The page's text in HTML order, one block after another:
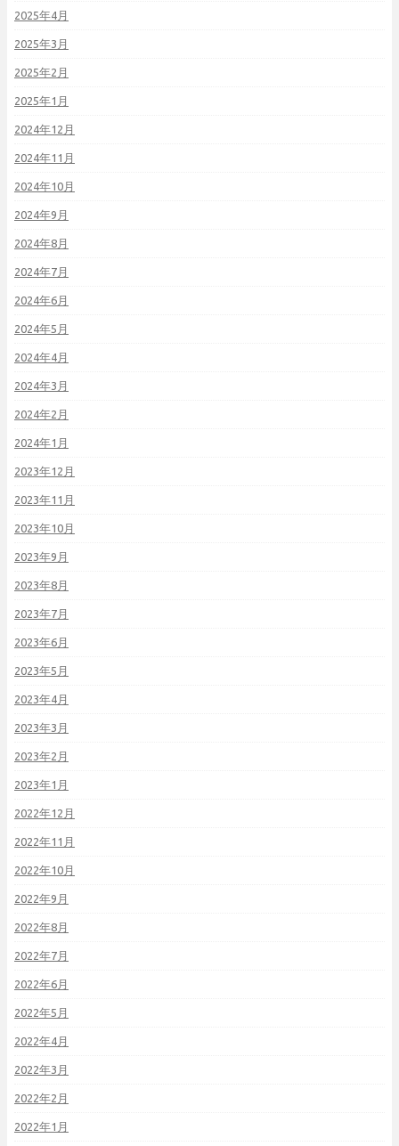
2025年4月
2025年3月
2025年2月
2025年1月
2024年12月
2024年11月
2024年10月
2024年9月
2024年8月
2024年7月
2024年6月
2024年5月
2024年4月
2024年3月
2024年2月
2024年1月
2023年12月
2023年11月
2023年10月
2023年9月
2023年8月
2023年7月
2023年6月
2023年5月
2023年4月
2023年3月
2023年2月
2023年1月
2022年12月
2022年11月
2022年10月
2022年9月
2022年8月
2022年7月
2022年6月
2022年5月
2022年4月
2022年3月
2022年2月
2022年1月